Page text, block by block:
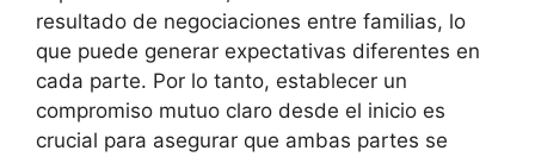
resultado de negociaciones entre familias, lo
que puede generar expectativas diferentes en
cada parte. Por lo tanto, establecer un
compromiso mutuo claro desde el inicio es
crucial para asegurar que ambas partes se